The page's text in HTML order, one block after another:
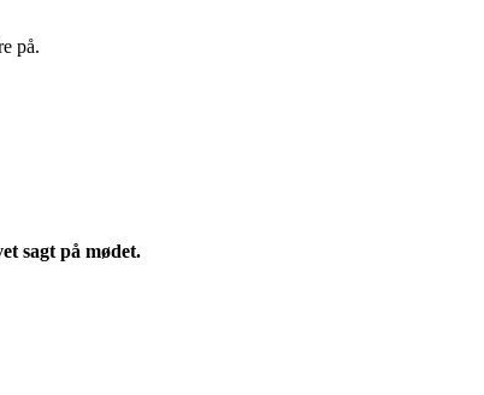
på.
sagt på mødet.